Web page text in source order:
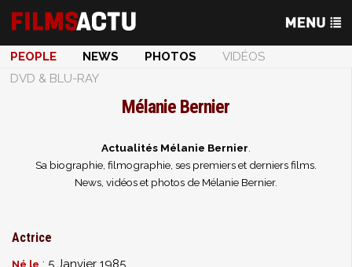
PEOPLE NEWS PHOTOS
VIDÉOS
DVD & BLU-RAY
Mélanie Bernier
Actualités Mélanie Bernier
Sa biographie, filmographie, ses premiers et derniers films.
News, vidéos et photos de Mélanie Bernier.
Actrice
Né le : 5 Janvier 1985